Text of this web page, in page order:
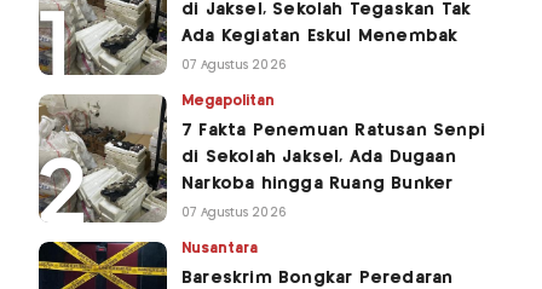
di Jaksel, Sekolah Tegaskan Tak
Ada Kegiatan Eskul Menembak
07 Agustus 2026
Megapolitan
7 Fakta Penemuan Ratusan Senpi
di Sekolah Jaksel, Ada Dugaan
Narkoba hingga Ruang Bunker
07 Agustus 2026
Nusantara
Bareskrim Bongkar Peredaran